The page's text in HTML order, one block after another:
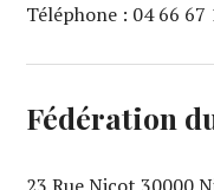
Téléphone : 04 66 67
Fédération